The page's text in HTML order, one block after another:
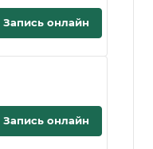
Запись онлайн
Запись онлайн